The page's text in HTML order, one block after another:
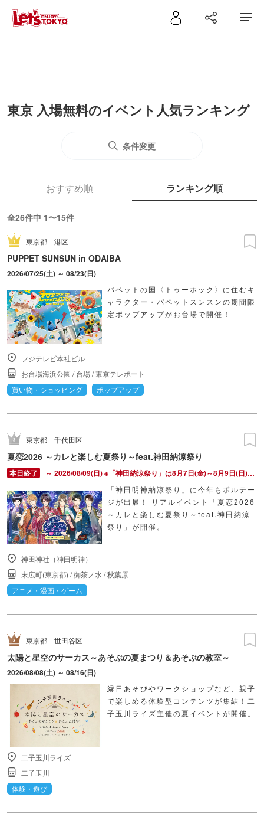
東京 入場無料のイベント人気ランキング
条件変更
おすすめ順 ランキング順
全26件中 1〜15件
東京都 港区
PUPPET SUNSUN in ODAIBA
2026/07/25(土) ～ 08/23(日)
パペットの国〈トゥーホック〉に住むキ
ャラクター・パペットスンスンの期間限
定ポップアップがお台場で開催！
フジテレビ本社ビル
お台場海浜公園 /台場/東京テレポート
買い物・ショッピング
ポップアップ
東京都 千代田区
夏恋2026 ～カレと楽しむ夏祭り～feat.神田納涼祭り
～ 2026/08/09(日) ※「神田納涼祭り」は8月7日(金)～8月9日(日)の開催ですが、本イベントは8月8日、9日のみの開催です。
「神田明神納涼祭り」に今年もボルテー
ジが出展！ リアルイベント「夏恋2026
～カレと楽しむ夏祭り～feat.神田納涼
祭り」が開催。
神田神社（神田明神）
末広町(東京都) /御茶ノ水 /秋葉原
アニメ・漫画・ゲーム
東京都 世田谷区
太陽と星空のサーカス～あそぶの夏まつり＆あそぶの教室～
2026/08/08(土) ～ 08/16(日)
縁日あそびやワークショップなど、親子
で楽しめる体験型コンテンツが集結！二
子玉川ライズ主催の夏イベントが開催。
二子玉川ライズ
二子玉川
体験・遊び